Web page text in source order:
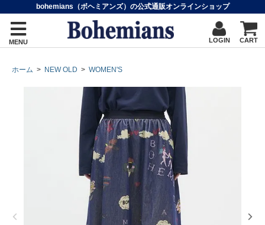
bohemians（ボヘミアンズ）の公式通販オンラインショップ
MENU LOGIN CART
ホーム > NEW OLD > WOMEN'S